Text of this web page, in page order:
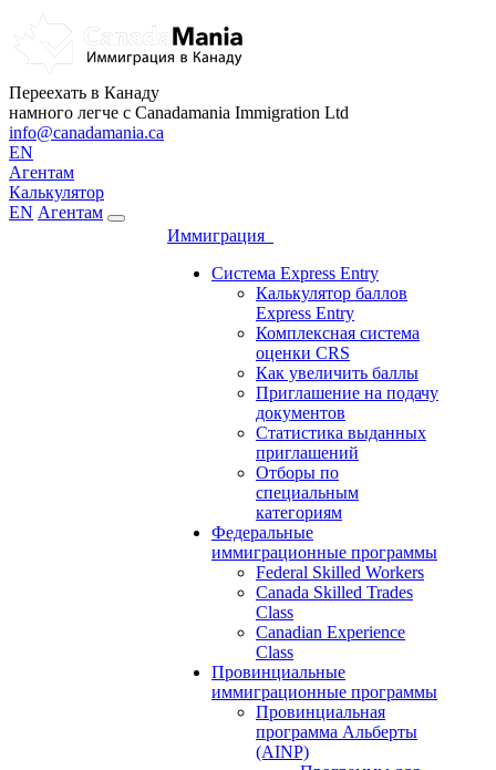
Переехать в Канаду
намного легче с Canadamania Immigration Ltd
info@canadamania.ca
EN
Агентам
Калькулятор
EN Агентам
Иммиграция
Система Express Entry
Калькулятор баллов
Express Entry
Комплексная система
оценки CRS
Как увеличить баллы
Приглашение на подачу
документов
Статистика выданных
приглашений
Отборы по
специальным
категориям
Федеральные
иммиграционные программы
Federal Skilled Workers
Canada Skilled Trades
Class
Canadian Experience
Class
Провинциальные
иммиграционные программы
Провинциальная
программа Альберты
(AINP)